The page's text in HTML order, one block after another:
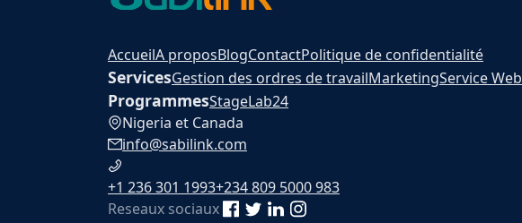
AccueilA proposBlogContactPolitique de confidentialité
ServicesGestion des ordres de travailMarketingService Web
ProgrammesStageLab24
Nigeria et Canada
info@sabilink.com
+1 236 301 1993+234 809 5000 983
Reseaux sociaux